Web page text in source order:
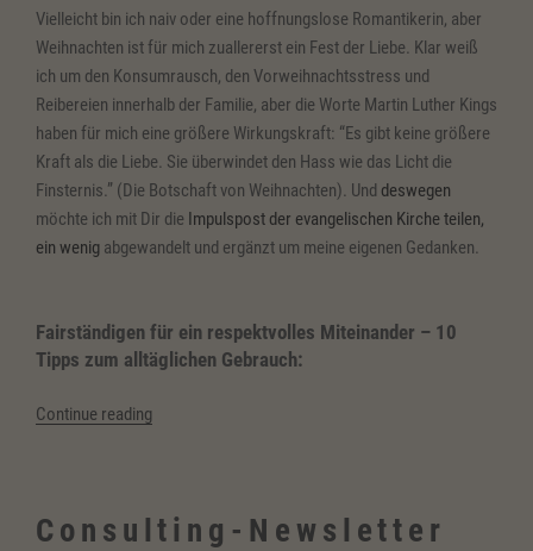
Vielleicht bin ich naiv oder eine hoffnungslose Romantikerin, aber
Weihnachten ist für mich zuallererst ein Fest der Liebe. Klar weiß
ich um den Konsumrausch, den Vorweihnachtsstress und
Reibereien innerhalb der Familie, aber die Worte Martin Luther Kings
haben für mich eine größere Wirkungskraft: “Es gibt keine größere
Kraft als die Liebe. Sie überwindet den Hass wie das Licht die
Finsternis.” (Die Botschaft von Weihnachten). Und deswegen
möchte ich mit Dir die Impulspost der evangelischen Kirche teilen,
ein wenig abgewandelt und ergänzt um meine eigenen Gedanken.
Fairständigen für ein respektvolles Miteinander – 10
Tipps zum alltäglichen Gebrauch:
Continue reading“(Deutsch)
–
Consulting-Newsletter